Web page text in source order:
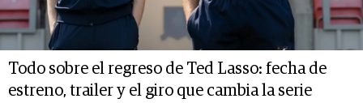
Todo sobre el regreso de Ted Lasso: fecha de
estreno, trailer y el giro que cambia la serie